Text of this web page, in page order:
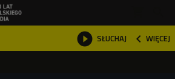
 SŁUCHAJ  WIĘCEJ
